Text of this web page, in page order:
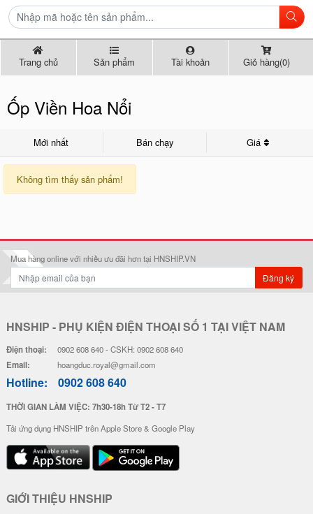
Trang chủ Sản phẩm Tài khoản Giỏ hàng(0)
Ốp Viền Hoa Nổi
Mới nhất Bán chạy Giá
Không tìm thấy sản phẩm!
Mua hàng online với nhiều ưu đãi hơn tại HNSHIP.VN
Đăng ký
HNSHIP - PHỤ KIỆN ĐIỆN THOẠI SỐ 1 TẠI VIỆT NAM
Điện thoại: 0902 608 640 - CSKH: 0902 608 640
Email: hoangduc.royal@gmail.com
Hotline: 0902 608 640
THỜI GIAN LÀM VIỆC: 7h30-18h Từ T2 - T7
Tải ứng dụng HNSHIP trên Apple Store & Google Play
GIỚI THIỆU HNSHIP